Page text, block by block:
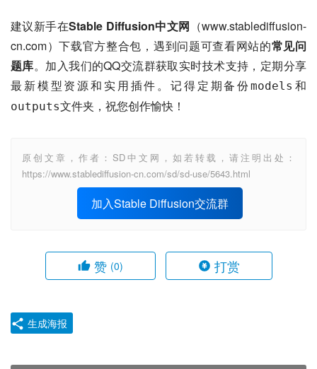
建议新手在Stable Diffusion中文网 （www.stablediffusion-
cn.com）下载官方整合包，遇到问题可查看网站的常见问
题库。加入我们的QQ交流群获取实时技术支持，定期分享
最新模型资源和实用插件。记得定期备份models 和
outputs文件夹，祝您创作愉快！
原创文章，作者：SD中文网，如若转载，请注明出处：
https://www.stablediffusion-cn.com/sd/sd-use/5643.html
加入Stable Diffusion交流群
赞 (0) 打赏
生成海报